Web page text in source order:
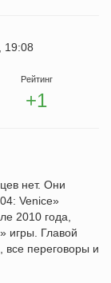
19:08
Рейтинг
+1
нет. Они
Venice»
2010 года,
игры. Главой
все переговоры и